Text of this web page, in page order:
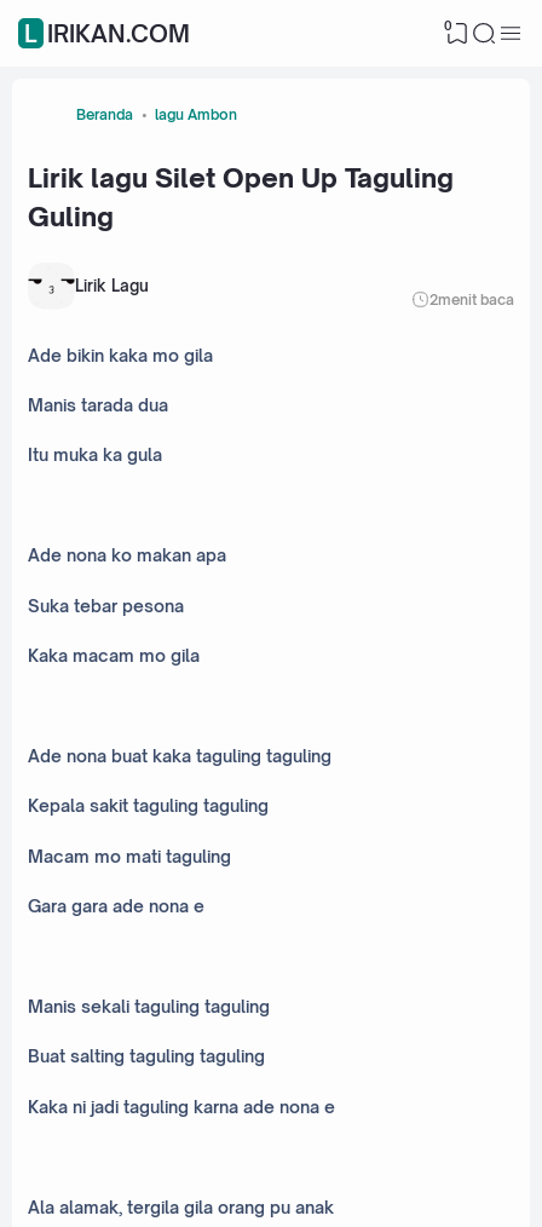
LIRIKAN.COM 0
Beranda lagu Ambon
Lirik lagu Silet Open Up Taguling
Guling
Lirik Lagu
2menit baca
Ade bikin kaka mo gila
Manis tarada dua
Itu muka ka gula
Ade nona ko makan apa
Suka tebar pesona
Kaka macam mo gila
Ade nona buat kaka taguling taguling
Kepala sakit taguling taguling
Macam mo mati taguling
Gara gara ade nona e
Manis sekali taguling taguling
Buat salting taguling taguling
Kaka ni jadi taguling karna ade nona e
Ala alamak, tergila gila orang pu anak